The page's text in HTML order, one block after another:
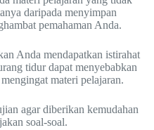
daripada menyimpan
pemahaman Anda.
Anda mendapatkan istirahat
tidur dapat menyebabkan
materi pelajaran.
agar diberikan kemudahan
soal-soal.